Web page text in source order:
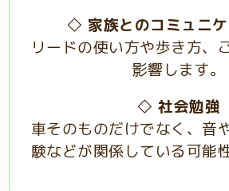
◇ 家族とのコミュニ
リードの使い方や歩き方、
影響します。
◇ 社会勉強
車そのものだけでなく、音
験などが関係している可能